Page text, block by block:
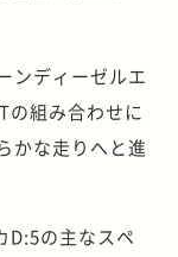
ンディーゼルエ
の組み合わせに
かな走りへと進
D:5の主なスペ